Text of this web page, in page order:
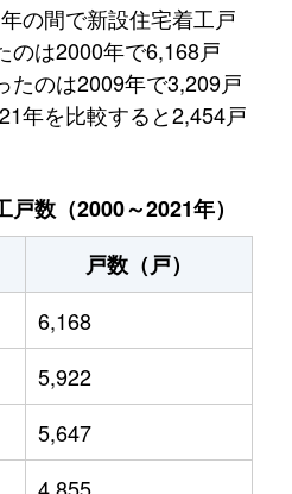
の間で新設住宅着工戸
のは2000年で6,168戸
たのは2009年で3,209戸
年を比較すると2,454戸
数（2000～2021年）
戸数（戸）
6,168
5,922
5,647
4,855